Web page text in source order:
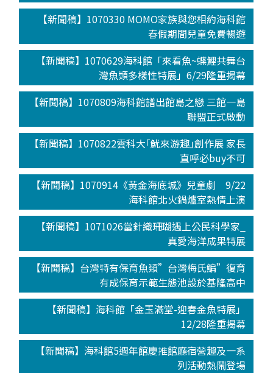
【新聞稿】1070330 MOMO家族與您相約海科館
春假期間兒童免費暢遊
【新聞稿】1070629海科館「來看魚~蝶鯉共舞台
灣魚類多樣性特展」6/29隆重揭幕
【新聞稿】1070809海科館譜出館島之戀 三館一島
聯盟正式啟動
【新聞稿】1070822雲科大｢魷來游趣｣創作展 家長
直呼必buy不可
【新聞稿】1070914《黃金海底城》兒童劇 9/22
海科館北火鍋爐室熱情上演
【新聞稿】1071026當針織珊瑚遇上公民科學家_
真愛海洋成果特展
【新聞稿】台灣特有保育魚類”台灣梅氏鯿”復育
有成保育示範生態池設於基隆高中
【新聞稿】海科館「金玉滿堂-迎春金魚特展」
12/28隆重揭幕
【新聞稿】海科館5週年館慶推館廳宿營趣及一系
列活動熱鬧登場